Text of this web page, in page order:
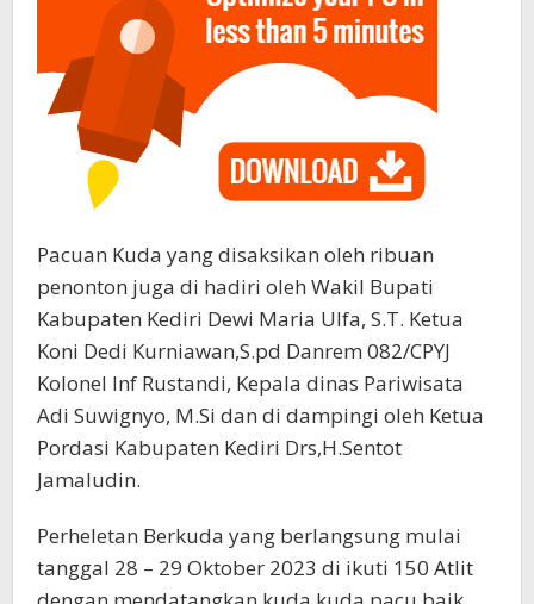
Pacuan Kuda yang disaksikan oleh ribuan
penonton juga di hadiri oleh Wakil Bupati
Kabupaten Kediri Dewi Maria Ulfa, S.T. Ketua
Koni Dedi Kurniawan,S.pd Danrem 082/CPYJ
Kolonel Inf Rustandi, Kepala dinas Pariwisata
Adi Suwignyo, M.Si dan di dampingi oleh Ketua
Pordasi Kabupaten Kediri Drs,H.Sentot
Jamaludin.
Perheletan Berkuda yang berlangsung mulai
tanggal 28 – 29 Oktober 2023 di ikuti 150 Atlit